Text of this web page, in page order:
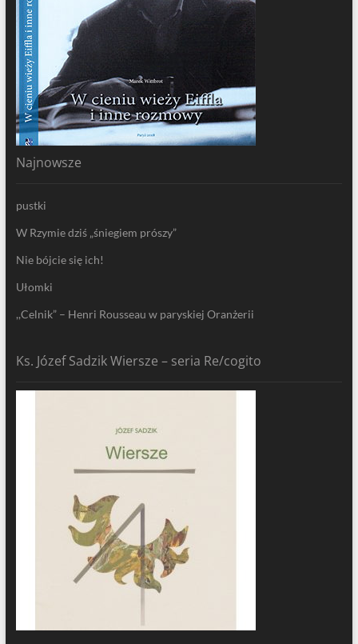
Najnowsze
pustki
W Rzymie dziś „śniegiem prószy”
Nie bójcie się ich!
Ułomki
,,Celnik” – Henri Rousseau w paryskiej Oranżerii
Ks. Józef Sadzik Wiersze – seria Re/cogito